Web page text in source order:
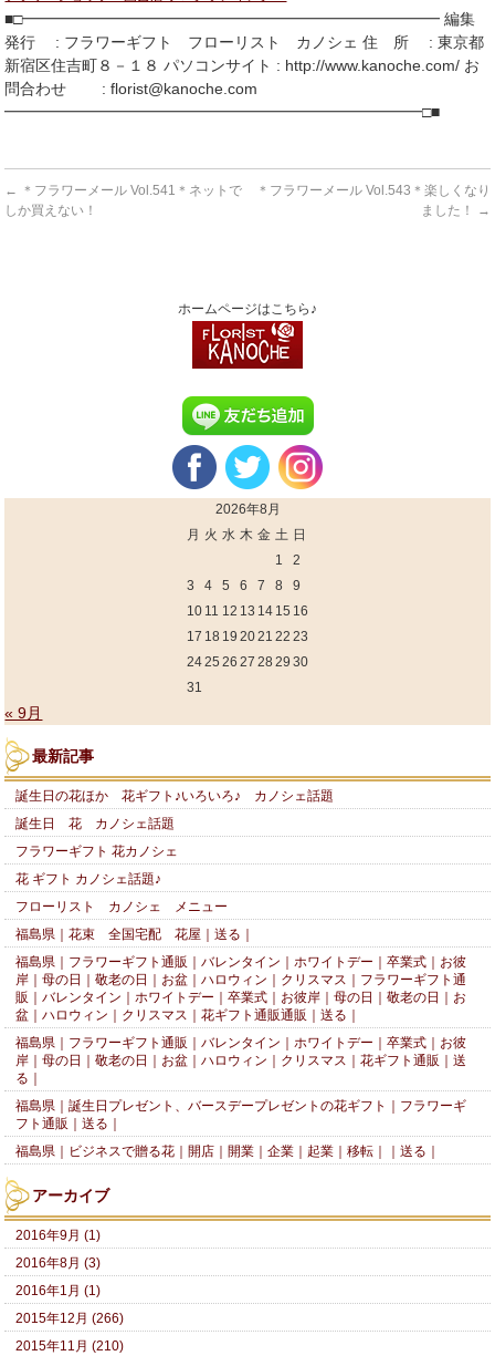
■□━━━━━━━━━━━━━━━━━━━━━━━━━━━ 編集
発行 : フラワーギフト フローリスト カノシェ 住 所 : 東京都
新宿区住吉町８－１８ パソコンサイト : http://www.kanoche.com/ お
問合わせ : florist@kanoche.com
━━━━━━━━━━━━━━━━━━━━━━━━━━━□■
← ＊フラワーメール Vol.541＊ネットで
しか買えない！
＊フラワーメール Vol.543＊楽しくなり
ました！
→
ホームページはこちら♪
2026年8月
月 火 水 木 金 土 日
1
2
3
4 5 6 7 8
9
10 11 12 13 14 15 16
17 18 19 2021 22 23
2425 26 27 28 29 30
31
« 9月
最新記事
誕生日の花ほか 花ギフト♪いろいろ♪ カノシェ話題
誕生日 花 カノシェ話題
フラワーギフト 花カノシェ
花 ギフト カノシェ話題♪
フローリスト カノシェ メニュー
福島県｜花束 全国宅配 花屋｜送る｜
福島県｜フラワーギフト通販｜バレンタイン｜ホワイトデー｜卒業式｜お彼
岸｜母の日｜敬老の日｜お盆｜ハロウィン｜クリスマス｜フラワーギフト通
販｜バレンタイン｜ホワイトデー｜卒業式｜お彼岸｜母の日｜敬老の日｜お
盆｜ハロウィン｜クリスマス｜花ギフト通販通販｜送る｜
福島県｜フラワーギフト通販｜バレンタイン｜ホワイトデー｜卒業式｜お彼
岸｜母の日｜敬老の日｜お盆｜ハロウィン｜クリスマス｜花ギフト通販｜送
る｜
福島県｜誕生日プレゼント、バースデープレゼントの花ギフト｜フラワーギ
フト通販｜送る｜
福島県｜ビジネスで贈る花｜開店｜開業｜企業｜起業｜移転｜｜送る｜
アーカイブ
2016年9月 (1)
2016年8月 (3)
2016年1月 (1)
2015年12月 (266)
2015年11月 (210)